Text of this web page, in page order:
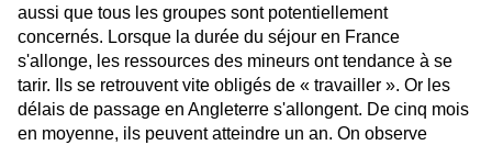
aussi que tous les groupes sont potentiellement
concernés. Lorsque la durée du séjour en France
s'allonge, les ressources des mineurs ont tendance à se
tarir. Ils se retrouvent vite obligés de « travailler ». Or les
délais de passage en Angleterre s'allongent. De cinq mois
en moyenne, ils peuvent atteindre un an. On observe